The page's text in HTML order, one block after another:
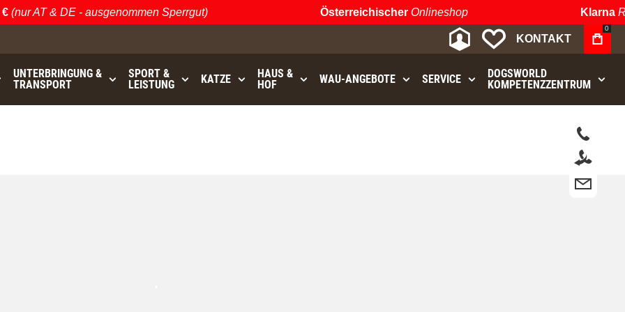
(nur AT & DE - ausgenommen Sperrgut) ÖsterreichischerOnlineshop Klarna
MEIN KONTO
MEINE
KONTAKT
0
UNTERBRINGUNG &
TRANSPORT
SPORT &
LEISTUNG
KATZE
HAUS &
HOF
WAU⁠-⁠ANGEBOTE SERVICE
DOGSWORLD
KOMPETENZZENTRUM